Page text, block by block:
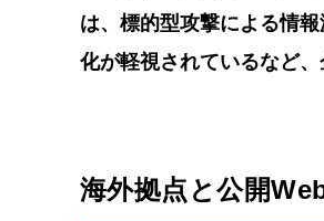
は、標的型攻撃による情
化が軽視されているなど
海外拠点と公開